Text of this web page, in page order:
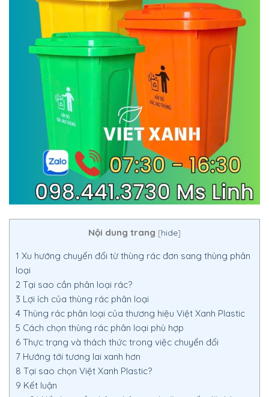
Nội dung trang [hide]
1 Xu hướng chuyển đổi từ thùng rác đơn sang thùng phân
loại
2 Tại sao cần phân loại rác?
3 Lợi ích của thùng rác phân loại
4 Thùng rác phân loại của thương hiệu Việt Xanh Plastic
5 Cách chọn thùng rác phân loại phù hợp
6 Thực trạng và thách thức trong việc chuyển đổi
7 Hướng tới tương lai xanh hơn
8 Tại sao chọn Việt Xanh Plastic?
9 Kết luận